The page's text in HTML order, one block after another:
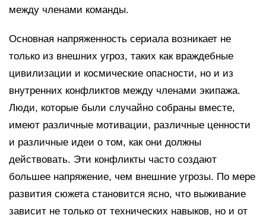
между членами команды.
Основная напряженность сериала возникает не
только из внешних угроз, таких как враждебные
цивилизации и космические опасности, но и из
внутренних конфликтов между членами экипажа.
Люди, которые были случайно собраны вместе,
имеют различные мотивации, различные ценности
и различные идеи о том, как они должны
действовать. Эти конфликты часто создают
большее напряжение, чем внешние угрозы. По мере
развития сюжета становится ясно, что выживание
зависит не только от технических навыков, но и от